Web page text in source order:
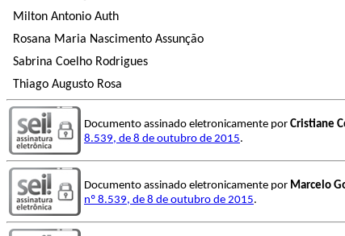
Milton Antonio Auth
Rosana Maria Nascimento Assunção
Sabrina Coelho Rodrigues
Thiago Augusto Rosa
Documento assinado eletronicamente por Cristiane
8.539, de 8 de outubro de 2015.
Documento assinado eletronicamente por Marcelo
nº 8.539, de 8 de outubro de 2015.